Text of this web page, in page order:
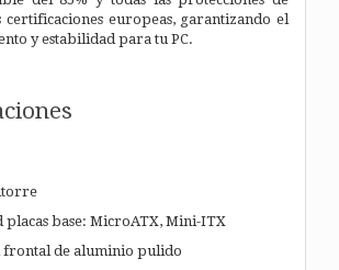
certificaciones europeas, garantizando el
y estabilidad para tu PC.
base: MicroATX, Mini-ITX
frontal de aluminio pulido